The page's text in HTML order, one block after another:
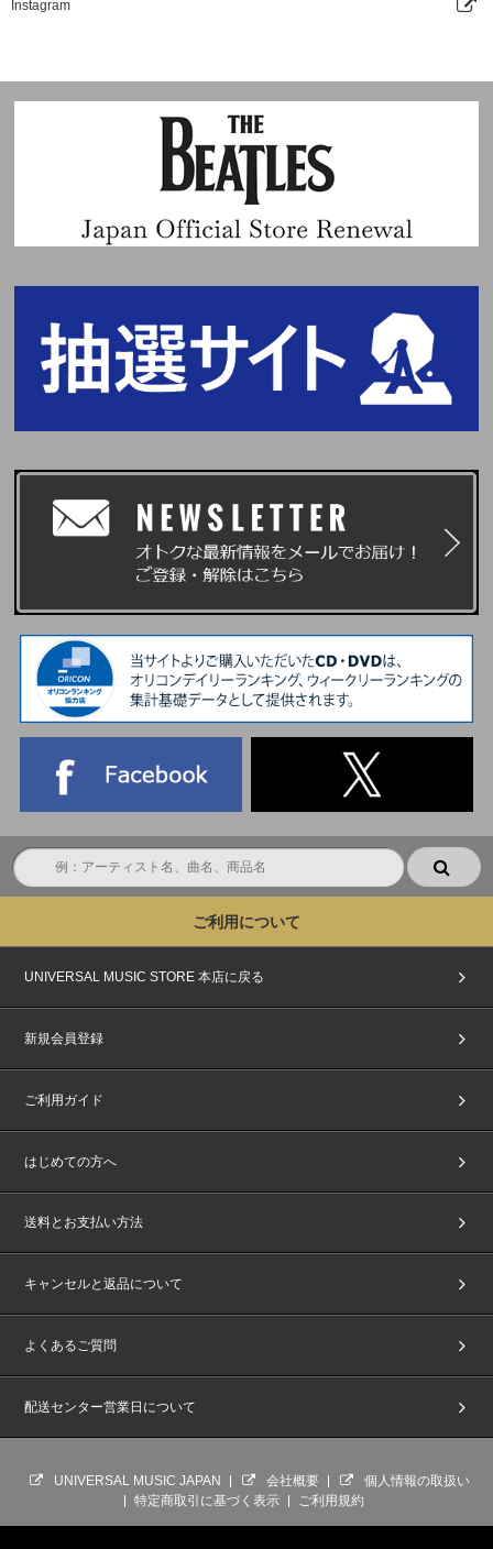
Instagram
ご利用について
UNIVERSAL MUSIC STORE 本店に戻る
新規会員登録
ご利用ガイド
はじめての方へ
送料とお支払い方法
キャンセルと返品について
よくあるご質問
配送センター営業日について
UNIVERSAL MUSIC JAPAN 会社概要
個人情報の取扱い
特定商取引に基づく表示
ご利用規約